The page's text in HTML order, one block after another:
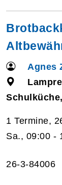
Agnes
1 Termine,
Sa., 09:00 -
26-3-84006